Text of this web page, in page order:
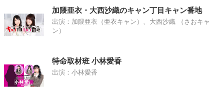
加隈亜衣・大西沙織のキャン丁目キャン番地
出演：加隈亜衣（亜衣キャン）、大西沙織 （さおキャ
ン）
特命取材班 小林愛香
出演：小林愛香